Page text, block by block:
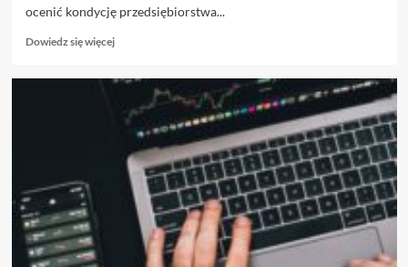
ocenić kondycję przedsiębiorstwa...
Dowiedz się więcejDowiedz
Jakie
wskaźniki
giełdowe
warto
znać
przed
zakupem
akcji?